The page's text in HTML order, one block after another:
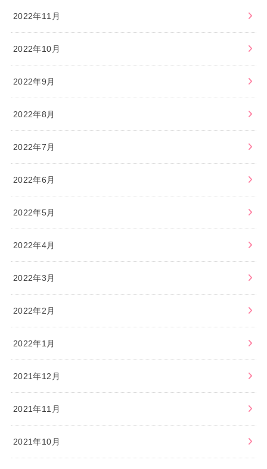
2022年11月
2022年10月
2022年9月
2022年8月
2022年7月
2022年6月
2022年5月
2022年4月
2022年3月
2022年2月
2022年1月
2021年12月
2021年11月
2021年10月